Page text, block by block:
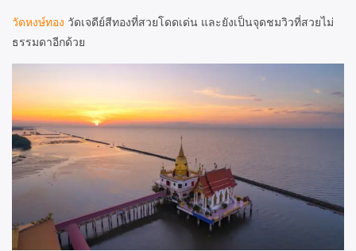
วัดหงษ์ทอง วัดเจดีย์สีทองที่สวยโดดเด่น และยังเป็นจุดชมวิวที่สวยไม่
ธรรมดาอีกด้วย